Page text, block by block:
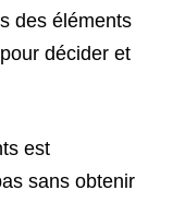
des éléments
décider et
est
sans obtenir